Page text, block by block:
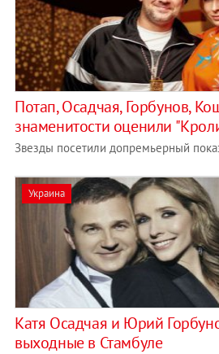
Потап, Осадчая, Горбунов,
знаменитости оценили
Звезды посетили допремьерный
Украина
Катя Осадчая и Юрий
выходные в Стамбуле